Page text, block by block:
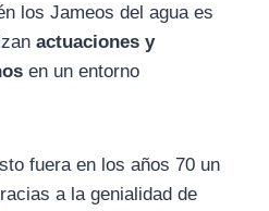
los Jameos del agua es
actuaciones y
en un entorno
fuera en los años 70 un
a la genialidad de